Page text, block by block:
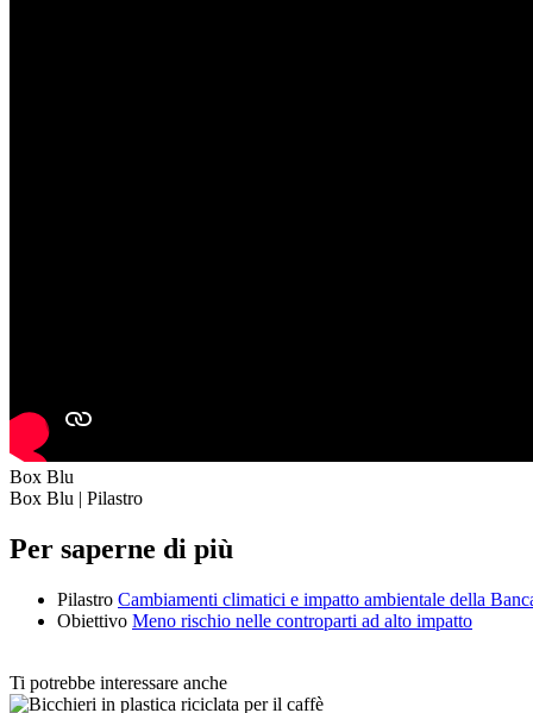
Box Blu
Box Blu | Pilastro
Per saperne di più
Pilastro Cambiamenti climatici e impatto ambientale della
Obiettivo Meno rischio nelle controparti ad alto impatto
Ti potrebbe interessare anche